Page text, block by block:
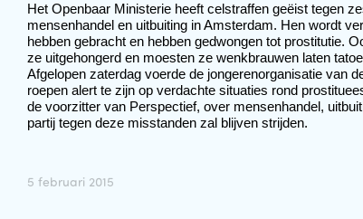
Het Openbaar Ministerie heeft celstraffen geëist tegen
mensenhandel en uitbuiting in Amsterdam. Hen wordt
hebben gebracht en hebben gedwongen tot prostitutie.
ze uitgehongerd en moesten ze wenkbrauwen laten
Afgelopen zaterdag voerde de jongerenorganisatie van
roepen alert te zijn op verdachte situaties rond
de voorzitter van Perspectief, over mensenhandel,
partij tegen deze misstanden zal blijven strijden.
5 februari 2015